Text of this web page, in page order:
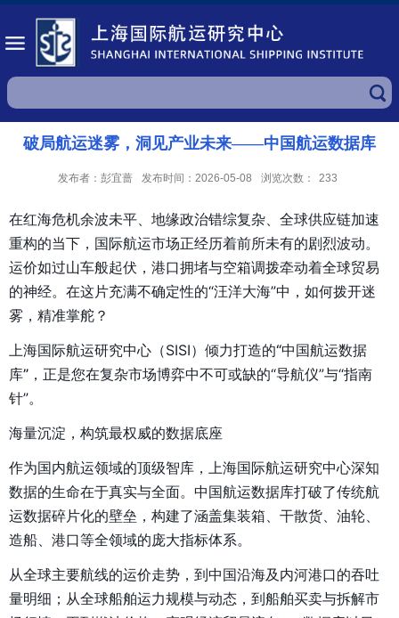
破局航运迷雾，洞见产业未来——中国航运数据库
发布者：彭宜蔷 发布时间：2026-05-08 浏览次数： 233
在红海危机余波未平、地缘政治错综复杂、全球供应链加速
重构的当下，国际航运市场正经历着前所未有的剧烈波动。
运价如过山车般起伏，港口拥堵与空箱调拨牵动着全球贸易
的神经。在这片充满不确定性的“汪洋大海”中，如何拨开迷
雾，精准掌舵？
上海国际航运研究中心（SISI）倾力打造的“中国航运数据
库” ，正是您在复杂市场博弈中不可或缺的“导航仪”与“指南
针”。
海量沉淀，构筑最权威的数据底座
作为国内航运领域的顶级智库，上海国际航运研究中心深知
数据的生命在于真实与全面。中国航运数据库打破了传统航
运数据碎片化的壁垒，构建了涵盖集装箱、干散货、油轮、
造船、港口等全领域的庞大指标体系。
从全球主要航线的运价走势，到中国沿海及内河港口的吞吐
量明细；从全球船舶运力规模与动态，到船舶买卖与拆解市